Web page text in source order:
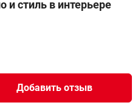
Подключение
подключение
и стиль в интерьере
Добавить отзыв